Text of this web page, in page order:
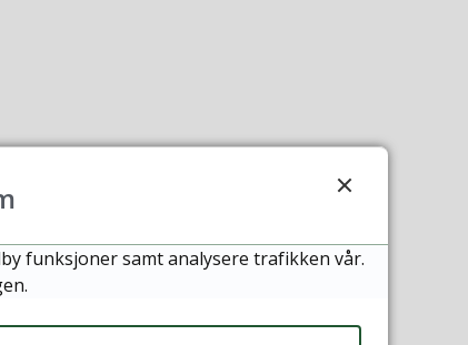
funksjoner samt analysere trafikken vår.